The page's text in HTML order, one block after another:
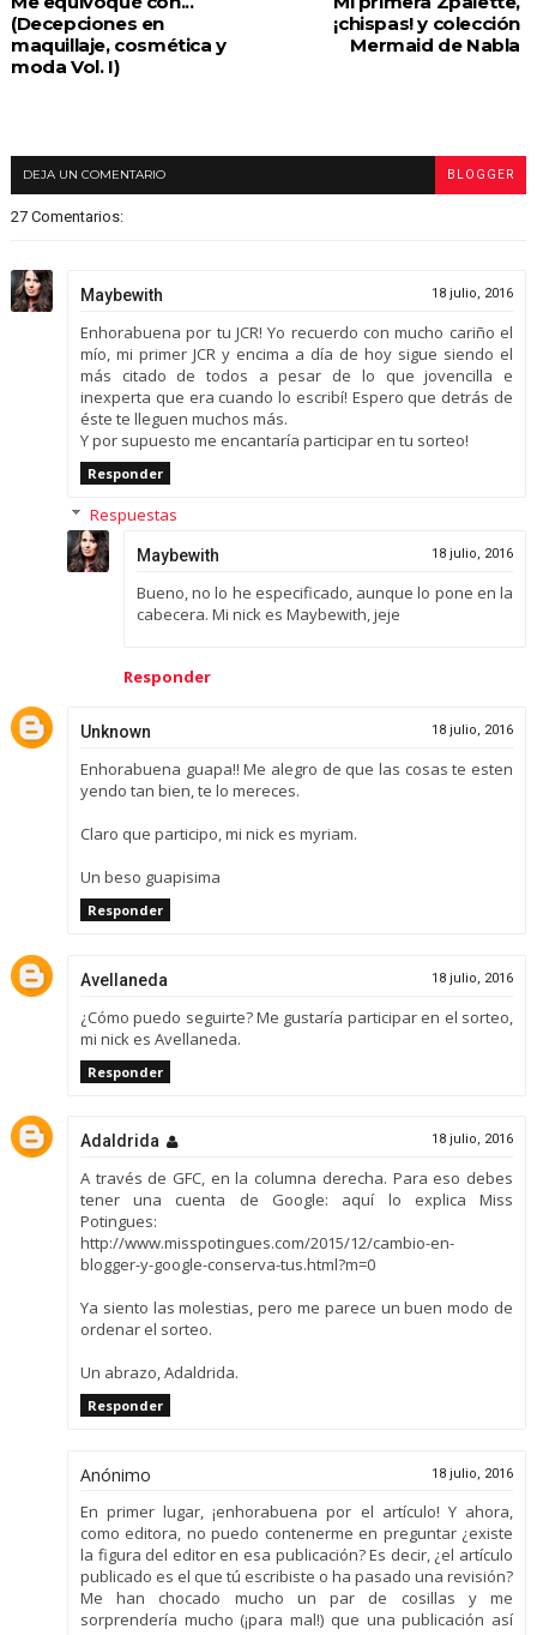
¡chispas! y colección
Mermaid de Nabla
(Decepciones en
maquillaje, cosmética y
moda Vol. I)
DEJA UN COMENTARIO BLOGGER
27 Comentarios:
Maybewith 18 julio, 2016
Enhorabuena por tu JCR! Yo recuerdo con mucho cariño el
mío, mi primer JCR y encima a día de hoy sigue siendo el
más citado de todos a pesar de lo que jovencilla e
inexperta que era cuando lo escribí! Espero que detrás de
éste te lleguen muchos más.
Y por supuesto me encantaría participar en tu sorteo!
Responder
Respuestas
Maybewith 18 julio, 2016
Bueno, no lo he especificado, aunque lo pone en la
cabecera. Mi nick es Maybewith, jeje
Responder
Unknown 18 julio, 2016
Enhorabuena guapa!! Me alegro de que las cosas te esten
yendo tan bien, te lo mereces.
Claro que participo, mi nick es myriam.
Un beso guapisima
Responder
Avellaneda 18 julio, 2016
¿Cómo puedo seguirte? Me gustaría participar en el sorteo,
mi nick es Avellaneda.
Responder
Adaldrida 18 julio, 2016
A través de GFC, en la columna derecha. Para eso debes
tener una cuenta de Google: aquí lo explica Miss
Potingues:
http://www.misspotingues.com/2015/12/cambio-en-
blogger-y-google-conserva-tus.html?m=0
Ya siento las molestias, pero me parece un buen modo de
ordenar el sorteo.
Un abrazo, Adaldrida.
Responder
Anónimo 18 julio, 2016
En primer lugar, ¡enhorabuena por el artículo! Y ahora,
como editora, no puedo contenerme en preguntar ¿existe
la figura del editor en esa publicación? Es decir, ¿el artículo
publicado es el que tú escribiste o ha pasado una revisión?
Me han chocado mucho un par de cosillas y me
sorprendería mucho (¡para mal!) que una publicación así